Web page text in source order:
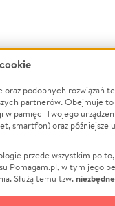
oraz podobnych rozwiązań
partnerów. Obejmuje to
pamięci Twojego
smartfon) oraz późniejsze
przede wszystkim po to,
Pomagam.pl, w tym jego
Służą temu tzw.